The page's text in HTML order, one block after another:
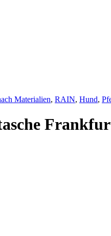
Materialien, RAIN, Hund,